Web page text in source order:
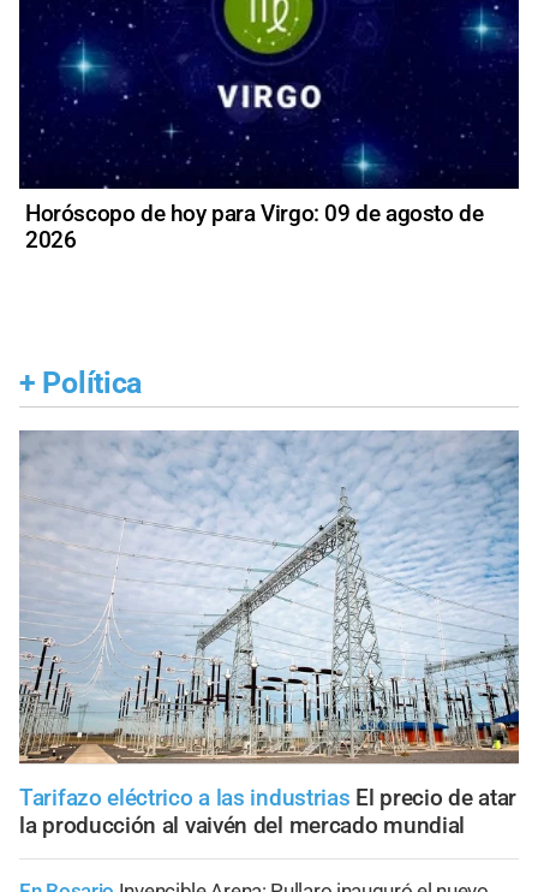
Horóscopo de hoy para Virgo: 09 de agosto de
2026
+ Política
Tarifazo eléctrico a las industrias El precio de atar
la producción al vaivén del mercado mundial